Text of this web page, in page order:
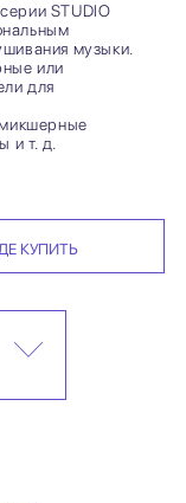
STUDIO
музыки.
или
для
микшерные
и т. д.
КУПИТЬ